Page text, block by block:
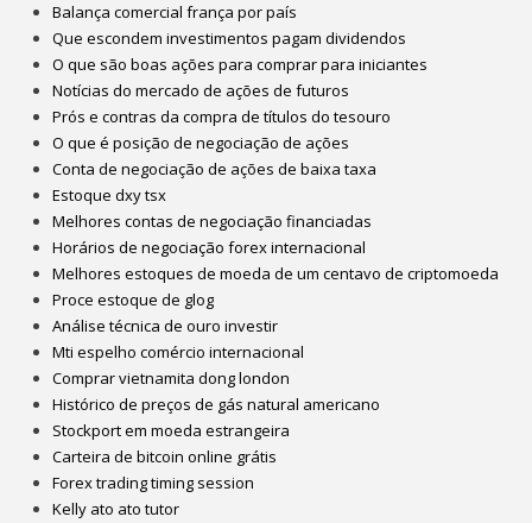
Balança comercial frança por país
Que escondem investimentos pagam dividendos
O que são boas ações para comprar para iniciantes
Notícias do mercado de ações de futuros
Prós e contras da compra de títulos do tesouro
O que é posição de negociação de ações
Conta de negociação de ações de baixa taxa
Estoque dxy tsx
Melhores contas de negociação financiadas
Horários de negociação forex internacional
Melhores estoques de moeda de um centavo de criptomoeda
Proce estoque de glog
Análise técnica de ouro investir
Mti espelho comércio internacional
Comprar vietnamita dong london
Histórico de preços de gás natural americano
Stockport em moeda estrangeira
Carteira de bitcoin online grátis
Forex trading timing session
Kelly ato ato tutor